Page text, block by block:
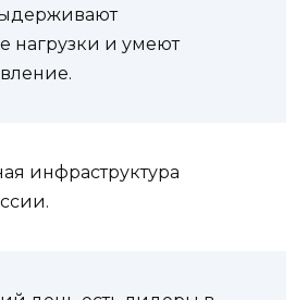
нагрузки и умеют
инфраструктура